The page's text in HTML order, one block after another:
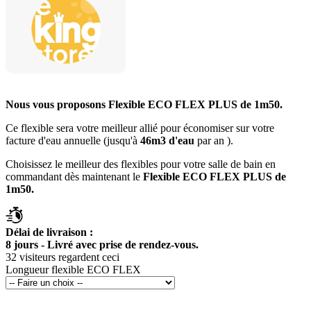
Nous vous proposons Flexible ECO FLEX PLUS de 1m50.
Ce flexible sera votre meilleur allié pour économiser sur votre
facture d'eau annuelle (jusqu'à 46m3 d'eau par an ).
Choisissez le meilleur des flexibles pour votre salle de bain en
commandant dès maintenant le Flexible ECO FLEX PLUS de
1m50.
Délai de livraison :
8 jours - Livré avec prise de rendez-vous.
32 visiteurs regardent ceci
Longueur flexible ECO FLEX